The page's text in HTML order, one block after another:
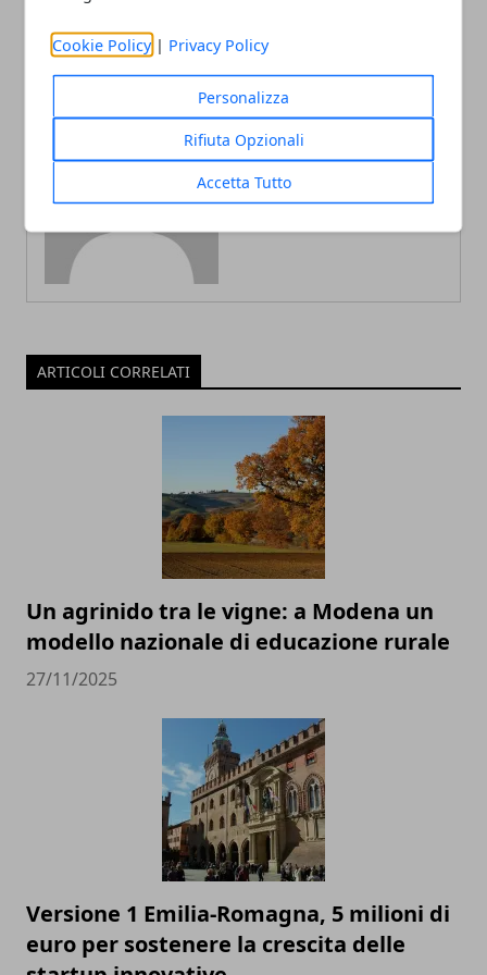
Cookie Policy | Privacy Policy
Personalizza
Rifiuta Opzionali
Accetta Tutto
Redazione
ARTICOLI CORRELATI
Un agrinido tra le vigne: a Modena un
modello nazionale di educazione rurale
27/11/2025
Versione 1 Emilia-Romagna, 5 milioni di
euro per sostenere la crescita delle